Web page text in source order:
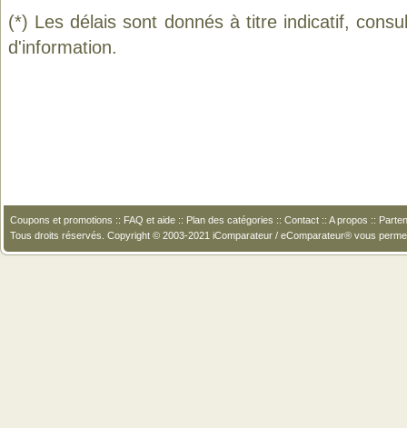
(*) Les délais sont donnés à titre indicatif,
d'information.
Coupons et promotions :: FAQ et aide :: Plan des catégories :: Contact :: A propos ::
Tous droits réservés. Copyright © 2003-2021 iComparateur / eComparateur® vous